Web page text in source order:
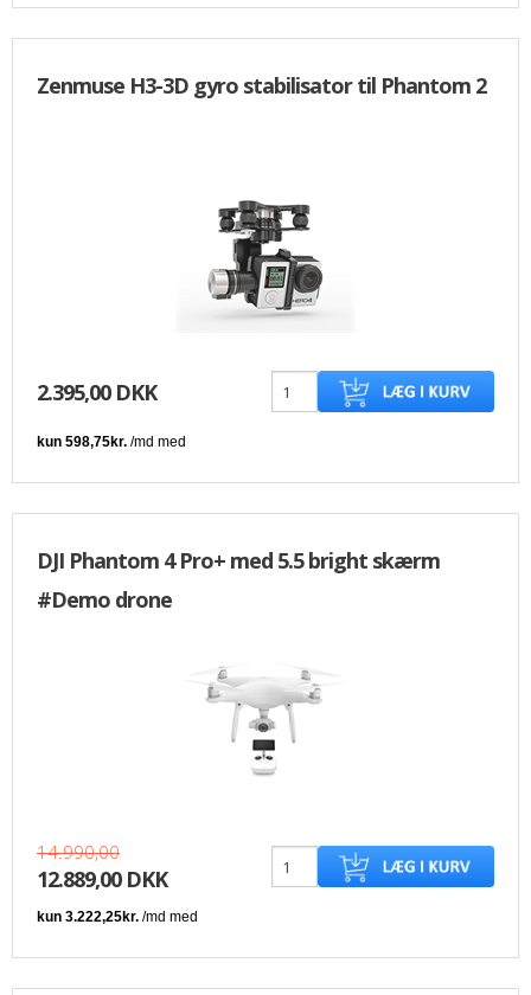
Zenmuse H3-3D gyro stabilisator til Phantom 2
2.395,00 DKK
DJI Phantom 4 Pro+ med 5.5 bright skærm
#Demo drone
14.990,00
12.889,00 DKK